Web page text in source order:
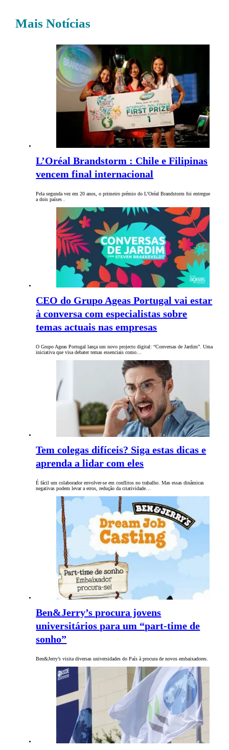
Mais Notícias
L’Oréal Brandstorm : Chile e Filipinas
vencem final internacional
Pela segunda vez em 20 anos, o primeiro prémio do L’Oréal Brandstorm foi entregue
a dois países .
CEO do Grupo Ageas Portugal vai estar
à conversa com especialistas sobre
temas actuais nas empresas
O Grupo Ageas Portugal lança um novo projecto digital: “Conversas de Jardim”. Uma
iniciativa que visa debater temas essenciais como…
Tem colegas difíceis? Siga estas dicas e
aprenda a lidar com eles
É fácil um colaborador envolver-se em conflitos no trabalho. Mas essas dinâmicas
negativas podem levar a erros, redução da criatividade…
Ben&Jerry’s procura jovens
universitários para um “part-time de
sonho”
Ben&Jerry’s visita diversas universidades do País à procura de novos embaixadores.